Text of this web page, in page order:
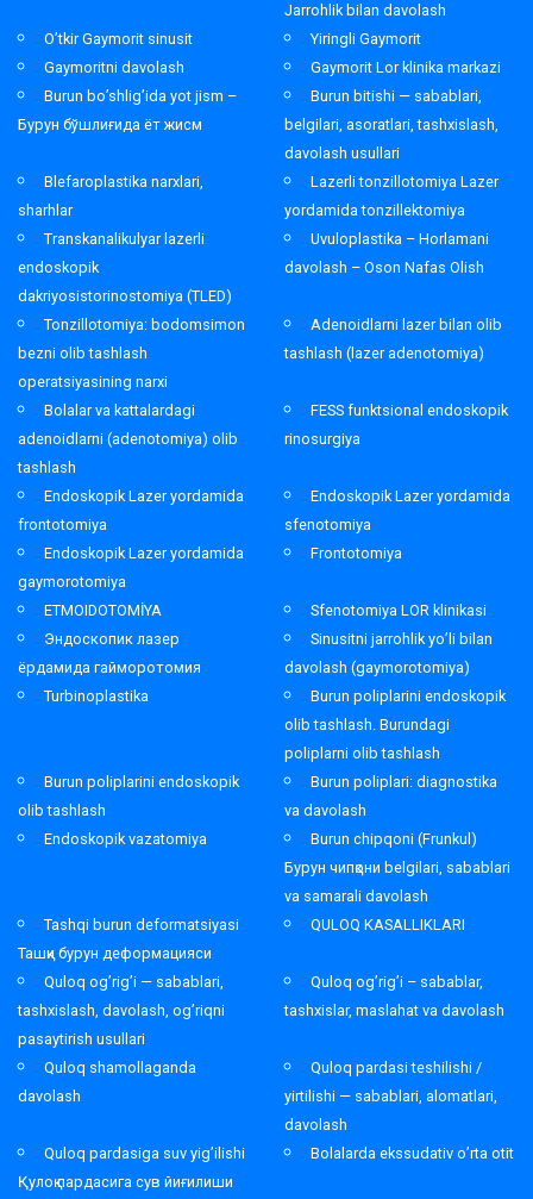
Jarrohlik bilan davolash
O’tkir Gaymorit sinusit
Yiringli Gaymorit
Gaymoritni davolash
Gaymorit Lor klinika markazi
Burun bo’shlig’ida yot jism –
Бурун бўшлиғида ёт жисм
Burun bitishi — sabablari,
belgilari, asoratlari, tashxislash,
davolash usullari
Blefaroplastika narxlari,
sharhlar
Lazerli tonzillotomiya Lazer
yordamida tonzillektomiya
Transkanalikulyar lazerli
endoskopik
dakriyosistorinostomiya (TLED)
Uvuloplastika – Horlamani
davolash – Oson Nafas Olish
Tonzillotomiya: bodomsimon
bezni olib tashlash
operatsiyasining narxi
Adenoidlarni lazer bilan olib
tashlash (lazer adenotomiya)
Bolalar va kattalardagi
adenoidlarni (adenotomiya) olib
tashlash
FESS funktsional endoskopik
rinosurgiya
Endoskopik Lazer yordamida
frontotomiya
Endoskopik Lazer yordamida
sfenotomiya
Endoskopik Lazer yordamida
gaymorotomiya
Frontotomiya
ETMOIDOTOMİYA
Sfenotomiya LOR klinikasi
Эндоскопик лазер
ёрдамида гайморотомия
Sinusitni jarrohlik yo’li bilan
davolash (gaymorotomiya)
Turbinoplastika
Burun poliplarini endoskopik
olib tashlash. Burundagi
poliplarni olib tashlash
Burun poliplarini endoskopik
olib tashlash
Burun poliplari: diagnostika
va davolash
Endoskopik vazatomiya
Burun chipqoni (Frunkul)
Бурун чипқони belgilari, sabablari
va samarali davolash
Tashqi burun deformatsiyasi
Ташқи бурун деформацияси
QULOQ KASALLIKLARI
Quloq og’rig’i — sabablari,
tashxislash, davolash, og’riqni
pasaytirish usullari
Quloq og’rig’i – sabablar,
tashxislar, maslahat va davolash
Quloq shamollaganda
davolash
Quloq pardasi teshilishi /
yirtilishi — sabablari, alomatlari,
davolash
Quloq pardasiga suv yig’ilishi
Қулоқ пардасига сув йиғилиши
Bolalarda ekssudativ o’rta otit